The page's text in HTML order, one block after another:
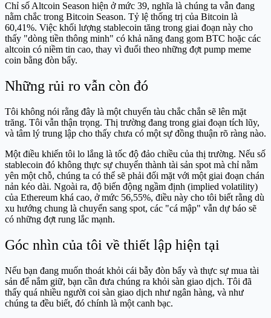
Chỉ số Altcoin Season hiện ở mức 39, nghĩa là chúng ta vẫn đang
nằm chắc trong Bitcoin Season. Tỷ lệ thống trị của Bitcoin là
60,41%. Việc khối lượng stablecoin tăng trong giai đoạn này cho
thấy "dòng tiền thông minh" có khả năng đang gom BTC hoặc các
altcoin có niềm tin cao, thay vì đuổi theo những đợt pump meme
coin bằng đòn bẩy.
Những rủi ro vẫn còn đó
Tôi không nói rằng đây là một chuyến tàu chắc chắn sẽ lên mặt
trăng. Tôi vẫn thận trọng. Thị trường đang trong giai đoạn tích lũy,
và tâm lý trung lập cho thấy chưa có một sự đồng thuận rõ ràng nào.
Một điều khiến tôi lo lắng là tốc độ đảo chiều của thị trường. Nếu số
stablecoin đó không thực sự chuyển thành tài sản spot mà chỉ nằm
yên một chỗ, chúng ta có thể sẽ phải đối mặt với một giai đoạn chán
nản kéo dài. Ngoài ra, độ biến động ngầm định (implied volatility)
của Ethereum khá cao, ở mức 56,55%, điều này cho tôi biết rằng dù
xu hướng chung là chuyển sang spot, các "cá mập" vẫn dự báo sẽ
có những đợt rung lắc mạnh.
Góc nhìn của tôi về thiết lập hiện tại
Nếu bạn đang muốn thoát khỏi cái bẫy đòn bẩy và thực sự mua tài
sản để nắm giữ, bạn cần đưa chúng ra khỏi sàn giao dịch. Tôi đã
thấy quá nhiều người coi sàn giao dịch như ngân hàng, và như
chúng ta đều biết, đó chính là một canh bạc.